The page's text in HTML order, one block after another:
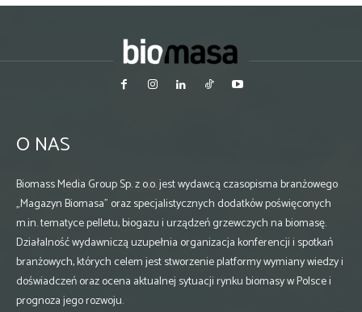
O NAS
Biomass Media Group Sp. z o.o. jest wydawcą czasopisma branżowego
„Magazyn Biomasa” oraz specjalistycznych dodatków poświęconych
m.in. tematyce pelletu, biogazu i urządzeń grzewczych na biomasę.
Działalność wydawniczą uzupełnia organizacja konferencji i spotkań
branżowych, których celem jest stworzenie platformy wymiany wiedzy i
doświadczeń oraz ocena aktualnej sytuacji rynku biomasy w Polsce i
prognoza jego rozwoju.